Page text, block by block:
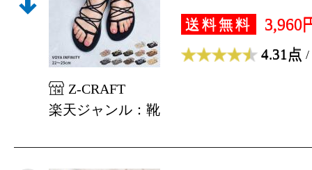
送料無料 3,960
4.31点 /
Z-CRAFT
楽天ジャンル：靴